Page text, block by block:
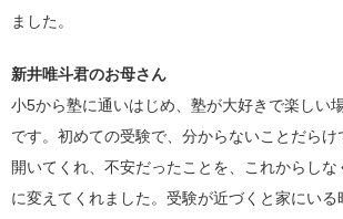
ました。
新井唯斗君のお母さん
小5から塾に通いはじめ、塾が大好きで楽しい
です。初めての受験で、分からないことだらけ
開いてくれ、不安だったことを、これからし
に変えてくれました。受験が近づくと家にいる